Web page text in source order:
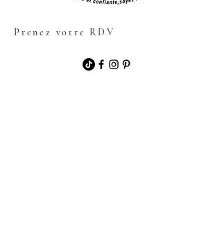
Prenez votre RDV